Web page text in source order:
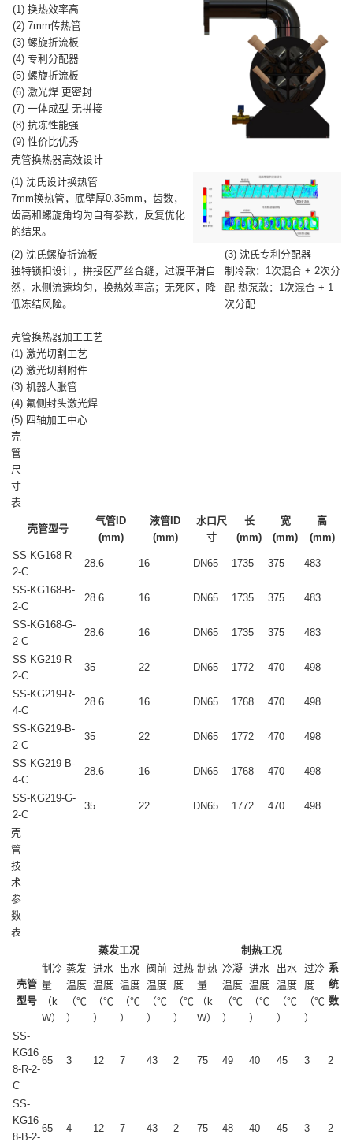
(1) 换热效率高
(2) 7mm传热管
(3) 螺旋折流板
(4) 专利分配器
(5) 螺旋折流板
(6) 激光焊 更密封
(7) 一体成型 无拼接
(8) 抗冻性能强
(9) 性价比优秀
壳管换热器高效设计
(1) 沈氏设计换热管
7mm换热管，底壁厚0.35mm，齿数，
齿高和螺旋角均为自有参数，反复优化
的结果。
(2) 沈氏螺旋折流板
独特锁扣设计，拼接区严丝合缝，过渡平滑自
然，水侧流速均匀，换热效率高；无死区，降
低冻结风险。
(3) 沈氏专利分配器
制冷款：1次混合 + 2次分
配 热泵款：1次混合 + 1
次分配
壳管换热器加工工艺
(1) 激光切割工艺
(2) 激光切割附件
(3) 机器人胀管
(4) 氟侧封头激光焊
(5) 四轴加工中心
壳
管
尺
寸
表
壳管型号
气管ID
(mm)
液管ID
(mm)
水口尺
寸
长
(mm)
宽
(mm)
高
(mm)
SS-KG168-R-
2-C
28.6 16 DN65 1735 375 483
SS-KG168-B-
2-C
28.6 16 DN65 1735 375 483
SS-KG168-G-
2-C
28.6 16 DN65 1735 375 483
SS-KG219-R-
2-C
35 22 DN65 1772 470 498
SS-KG219-R-
4-C
28.6 16 DN65 1768 470 498
SS-KG219-B-
2-C
35 22 DN65 1772 470 498
SS-KG219-B-
4-C
28.6 16 DN65 1768 470 498
SS-KG219-G-
2-C
35 22 DN65 1772 470 498
壳
管
技
术
参
数
表
壳管
型号
蒸发工况
制热工况
系
统
数
制冷
量
（k
W）
蒸发
温度
（℃
）
进水
温度
（℃
）
出水
温度
（℃
）
阀前
温度
（℃
）
过热
度
（℃
）
制热
量
（k
W）
冷凝
温度
（℃
）
进水
温度
（℃
）
出水
温度
（℃
）
过冷
度
（℃
）
SS-
KG16
8-R-2-
C
65 3 12 7 43 2 75 49 40 45 3 2
SS-
KG16
8-B-2-
65 4 12 7 43 2 75 48 40 45 3 2